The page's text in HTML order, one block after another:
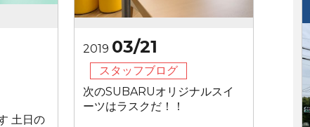
土日の
2019 03/21
スタッフブログ
次のSUBARUオリジナルスイ
ーツはラスクだ！！